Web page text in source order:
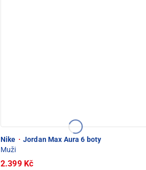
Nike · Jordan Max Aura 6 boty
Muži
2.399 Kč